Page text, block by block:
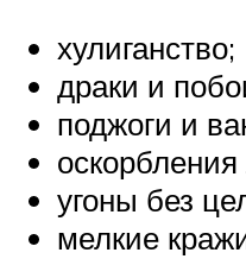
хулиганство;
драки и
поджоги и
угоны без
мелкие